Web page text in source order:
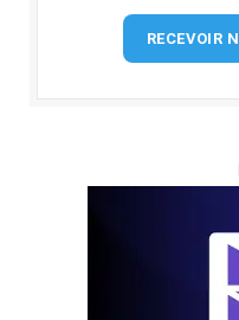
RECEVOIR